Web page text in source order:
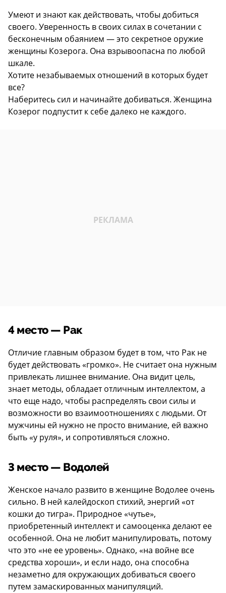
Умеют и знают как действовать, чтобы добиться
своего. Уверенность в своих силах в сочетании с
бесконечным обаянием — это секретное оружие
женщины Козерога. Она взрывоопасна по любой
шкале.
Хотите незабываемых отношений в которых будет
все?
Наберитесь сил и начинайте добиваться. Женщина
Козерог подпустит к себе далеко не каждого.
4 место — Рак
Отличие главным образом будет в том, что Рак не
будет действовать «громко». Не считает она нужным
привлекать лишнее внимание. Она видит цель,
знает методы, обладает отличным интеллектом, а
что еще надо, чтобы распределять свои силы и
возможности во взаимоотношениях с людьми. От
мужчины ей нужно не просто внимание, ей важно
быть «у руля», и сопротивляться сложно.
3 место — Водолей
Женское начало развито в женщине Водолее очень
сильно. В ней калейдоскоп стихий, энергий «от
кошки до тигра». Природное «чутье»,
приобретенный интеллект и самооценка делают ее
особенной. Она не любит манипулировать, потому
что это «не ее уровень». Однако, «на войне все
средства хороши», и если надо, она способна
незаметно для окружающих добиваться своего
путем замаскированных манипуляций.